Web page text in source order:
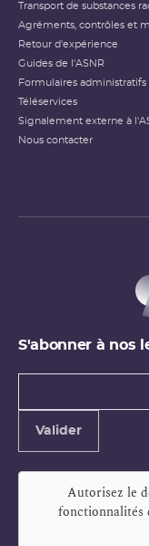
Transport de substances
Agréments, contrôles et
Retour d'expérience
Guides de l'ASNR
Formulaires administratifs
Téléservices
Signalement externe à
Nous contacter
S'abonner à nos
Types de
Valider
Autorisez le
fonctionnalités